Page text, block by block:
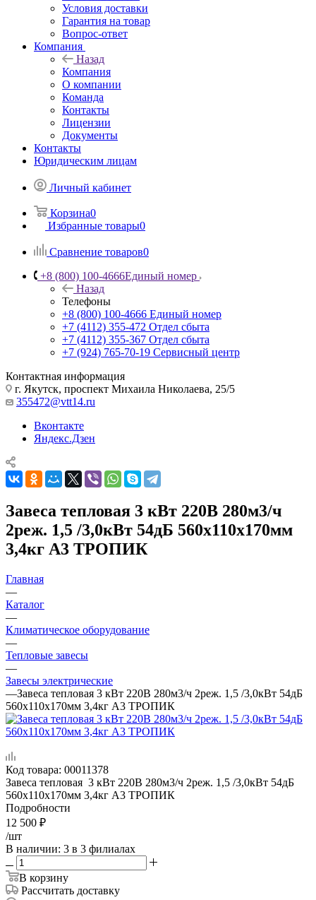
Условия доставки
Гарантия на товар
Вопрос-ответ
Компания
Назад
Компания
О компании
Команда
Контакты
Лицензии
Документы
Контакты
Юридическим лицам
Личный кабинет
Корзина0
Избранные товары0
Сравнение товаров0
+8 (800) 100-4666Единый номер
Назад
Телефоны
+8 (800) 100-4666 Единый номер
+7 (4112) 355-472 Отдел сбыта
+7 (4112) 355-367 Отдел сбыта
+7 (924) 765-70-19 Сервисный центр
Контактная информация
г. Якутск, проспект Михаила Николаева, 25/5
355472@vtt14.ru
Вконтакте
Яндекс.Дзен
Завеса тепловая 3 кВт 220В 280м3/ч
2реж. 1,5 /3,0кВт 54дБ 560х110х170мм
3,4кг А3 ТРОПИК
Главная
—
Каталог
—
Климатическое оборудование
—
Тепловые завесы
—
Завесы электрические
—Завеса тепловая 3 кВт 220В 280м3/ч 2реж. 1,5 /3,0кВт 54дБ
560х110х170мм 3,4кг А3 ТРОПИК
Код товара: 00011378
Завеса тепловая 3 кВт 220В 280м3/ч 2реж. 1,5 /3,0кВт 54дБ
560х110х170мм 3,4кг А3 ТРОПИК
Подробности
12 500 ₽
/шт
В наличии: 3 в 3 филиалах
В корзину
Рассчитать доставку